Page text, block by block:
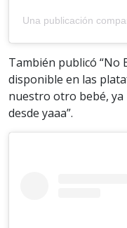
Una publicación
También publicó “No
disponible en las
nuestro otro bebé, ya
desde yaaa”.